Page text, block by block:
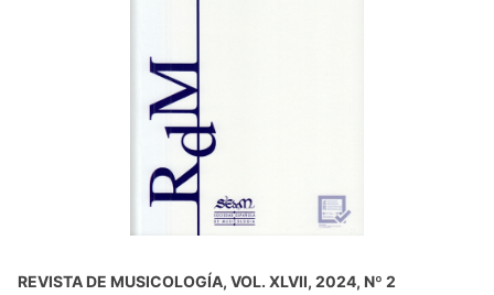
REVISTA DE MUSICOLOGÍA, VOL. XLVII, 2024, Nº 2